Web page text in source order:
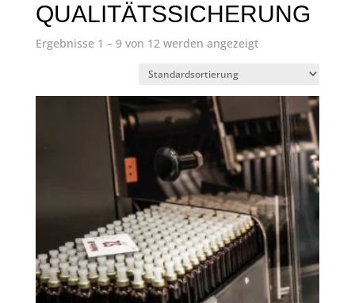
QUALITÄTSSICHERUNG
Ergebnisse 1 – 9 von 12 werden angezeigt